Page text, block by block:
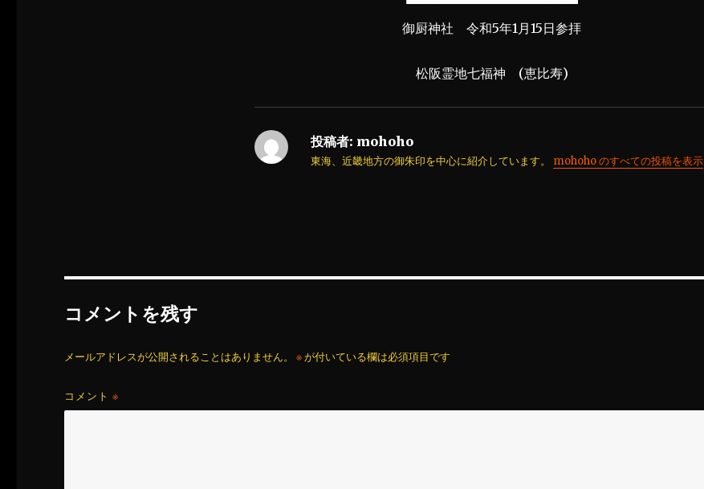
御厨神社 令和5年1月15日参拝
松阪霊地七福神 (恵比寿)
投稿者: mohoho
東海、近畿地方の御朱印を中心に紹介しています。 mohoho のすべての投稿を表示
コメントを残す
メールアドレスが公開されることはありません。 ※が付いている欄は必須項目です
コメント※